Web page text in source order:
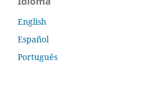
English
Español
Português